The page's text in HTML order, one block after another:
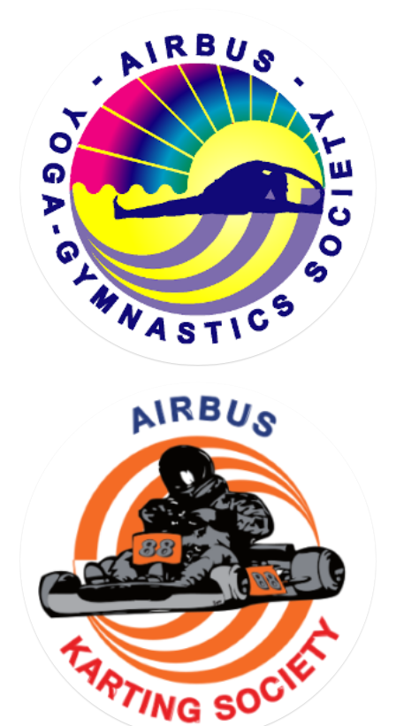
YOGA GYMNASTICS SOCIETY
KARTING SOCIETY